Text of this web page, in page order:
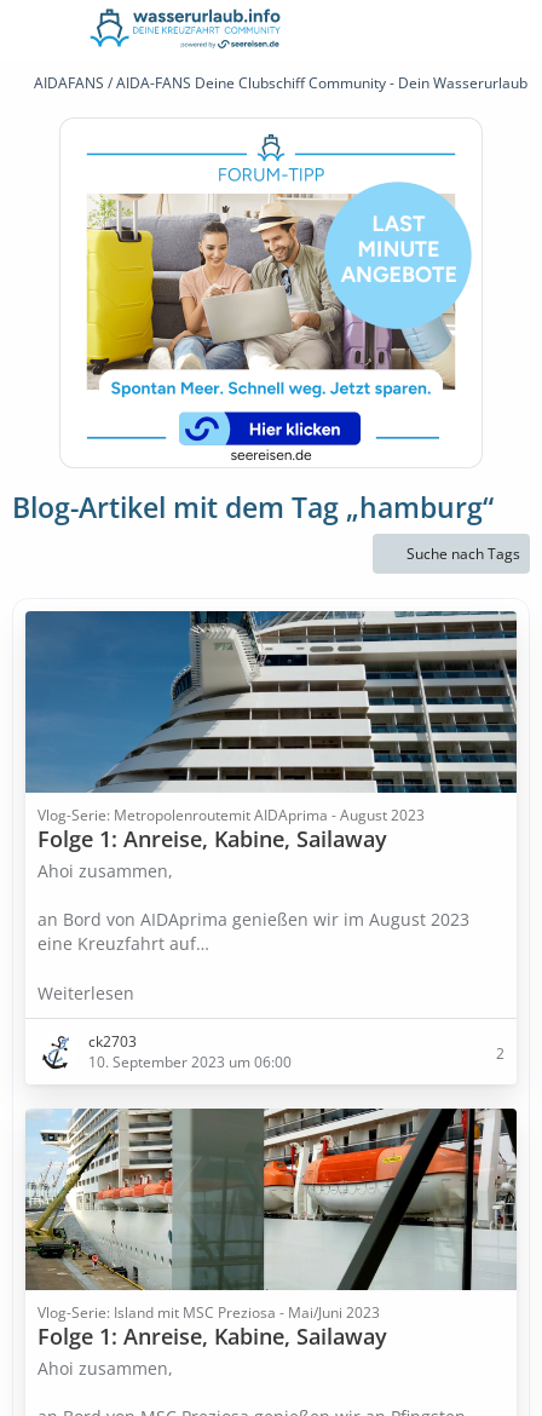
AIDAFANS / AIDA-FANS Deine Clubschiff Community - Dein Wasserurlaub
Blog-Artikel mit dem Tag „hamburg“
Suche nach Tags
Vlog-Serie: Metropolenroutemit AIDAprima - August 2023
Folge 1: Anreise, Kabine, Sailaway
Ahoi zusammen,
an Bord von AIDAprima genießen wir im August 2023
eine Kreuzfahrt auf…
Weiterlesen
ck2703
10. September 2023 um 06:00
2
Vlog-Serie: Island mit MSC Preziosa - Mai/Juni 2023
Folge 1: Anreise, Kabine, Sailaway
Ahoi zusammen,